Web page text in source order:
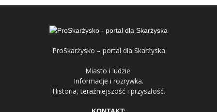
ProSkarżysko – portal dla Skarżyska
Miasto i ludzie.
Informacje i rozrywka.
Historia, teraźniejszość i przyszłość.